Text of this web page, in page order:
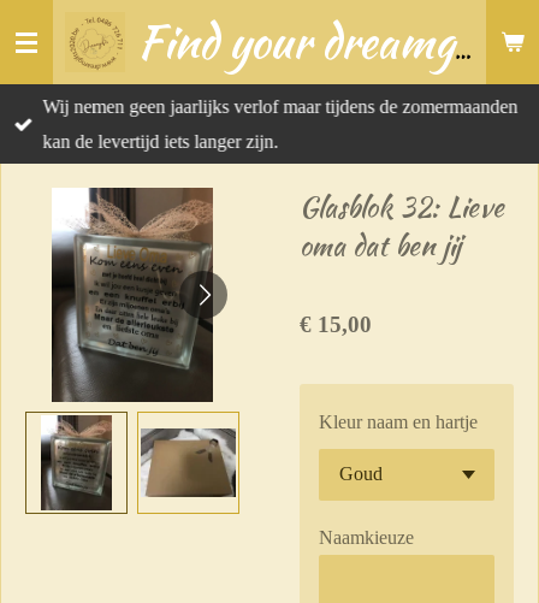
Ga
naar
de
hoofdinhoud
Find your dreamgift
Wij nemen geen jaarlijks verlof maar tijdens de zomermaanden
kan de levertijd iets langer zijn.
Glasblok 32: Lieve
oma dat ben jij
€ 15,00
Kleur naam en hartje
Naamkieuze